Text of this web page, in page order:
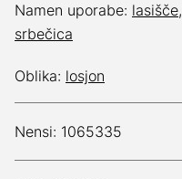
Namen uporabe: lasišče,
srbečica
Oblika: losjon
Nensi: 1065335